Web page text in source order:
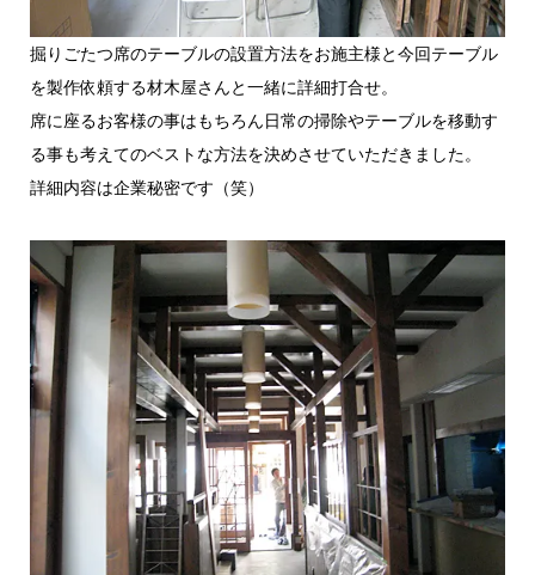
掘りごたつ席のテーブルの設置方法をお施主様と今回テーブル
を製作依頼する材木屋さんと一緒に詳細打合せ。
席に座るお客様の事はもちろん日常の掃除やテーブルを移動す
る事も考えてのベストな方法を決めさせていただきました。
詳細内容は企業秘密です（笑）